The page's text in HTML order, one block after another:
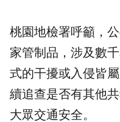
桃園地檢署呼籲，
家管制品，涉及數
式的干擾或入侵皆
續追查是否有其他
大眾交通安全。